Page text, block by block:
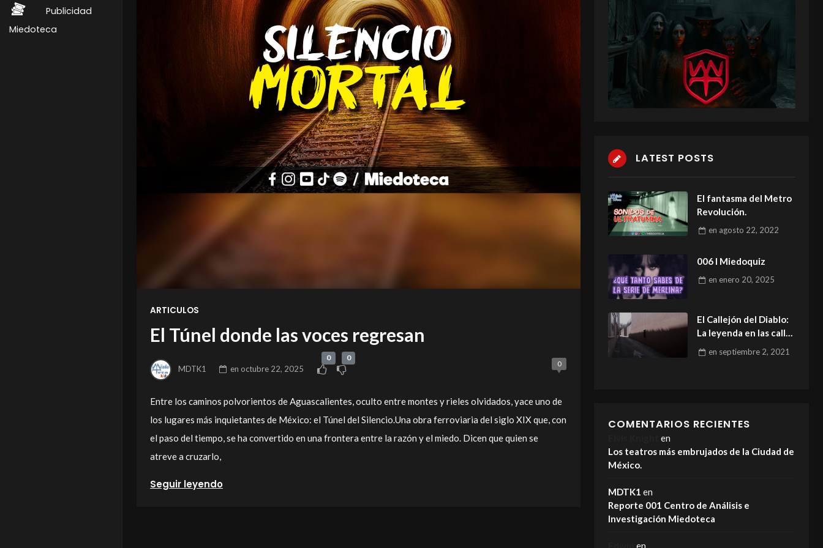
Publicidad
Miedoteca
ARTICULOS
El Túnel donde las voces regresan
MDTK1 en octubre 22, 2025
0 0
0
Entre los caminos polvorientos de Aguascalientes, oculto entre montes y rieles olvidados, yace uno de
los lugares más inquietantes de México: el Túnel del Silencio.Una obra ferroviaria del siglo XIX que, con
el paso del tiempo, se ha convertido en una frontera entre la razón y el miedo. Dicen que quien se
atreve a cruzarlo,
Seguir leyendo
LATEST POSTS
El fantasma del Metro
Revolución.
en agosto 22, 2022
006 I Miedoquiz
en enero 20, 2025
El Callejón del Diablo:
La leyenda en las calles
de Mixcoac.
en septiembre 2, 2021
COMENTARIOS RECIENTES
en
Los teatros más embrujados de la Ciudad de
México.
MDTK1 en
Reporte 001 Centro de Análisis e
Investigación Miedoteca
en